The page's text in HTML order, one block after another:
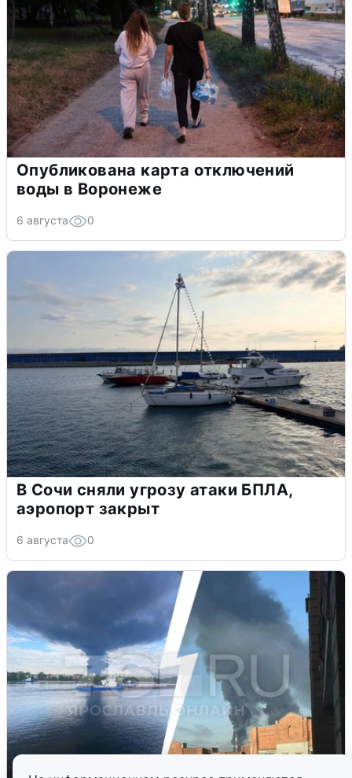
Опубликована карта отключений
воды в Воронеже
6 августа 0
В Сочи сняли угрозу атаки БПЛА,
аэропорт закрыт
6 августа 0